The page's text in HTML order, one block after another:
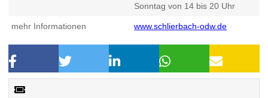
Sonntag von 14 bis 20 Uhr
mehr Informationen www.schlierbach-odw.de